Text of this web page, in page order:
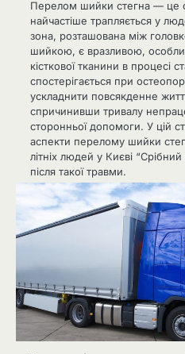
Перелом шийки стегна — це
найчастіше трапляється у
зона, розташована між
шийкою, є вразливою,
кісткової тканини в процесі
спостерігається при
ускладнити повсякденне
спричинивши тривалу
сторонньої допомоги. У цій
аспекти перелому шийки
літніх людей у Києві
після такої травми.